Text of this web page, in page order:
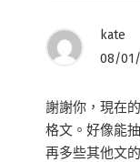
kate
08/01/
謝謝你，現在
格文。好像能
再多些其他文的